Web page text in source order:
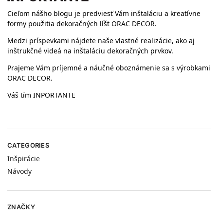
Cieľom nášho blogu je predviesť Vám inštaláciu a kreatívne
formy použitia dekoračných líšt ORAC DECOR.
Medzi príspevkami nájdete naše vlastné realizácie, ako aj
inštrukčné videá na inštaláciu dekoračných prvkov.
Prajeme Vám príjemné a náučné oboznámenie sa s výrobkami
ORAC DECOR.
Váš tím INPORTANTE
CATEGORIES
Inšpirácie
Návody
ZNAČKY